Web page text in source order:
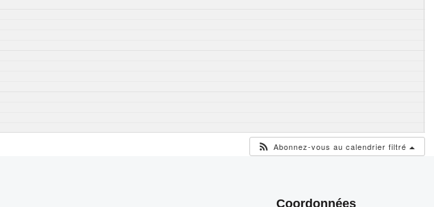
Abonnez-vous au calendrier filtré
Coordonnées